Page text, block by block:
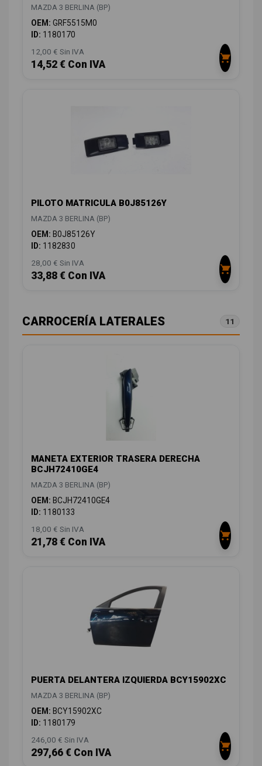
MAZDA 3 BERLINA (BP)
OEM: GRF5515M0
ID: 1180170
12,00 € Sin IVA
14,52 € Con IVA
PILOTO MATRICULA B0J85126Y
MAZDA 3 BERLINA (BP)
OEM: B0J85126Y
ID: 1182830
28,00 € Sin IVA
33,88 € Con IVA
CARROCERÍA LATERALES 11
MANETA EXTERIOR TRASERA DERECHA
BCJH72410GE4
MAZDA 3 BERLINA (BP)
OEM: BCJH72410GE4
ID: 1180133
18,00 € Sin IVA
21,78 € Con IVA
PUERTA DELANTERA IZQUIERDA BCY15902XC
MAZDA 3 BERLINA (BP)
OEM: BCY15902XC
ID: 1180179
246,00 € Sin IVA
297,66 € Con IVA